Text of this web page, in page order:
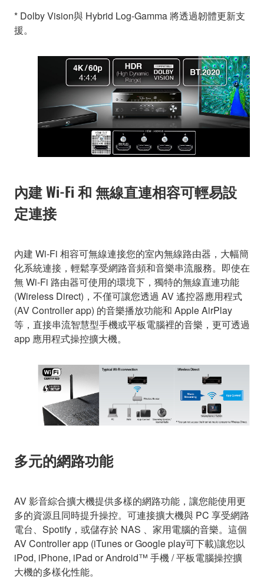
* Dolby Vision與 Hybrid Log-Gamma 將透過韌體更新支
援。
內建 Wi-Fi 和 無線直連相容可輕易設
定連接
內建 Wi-Fi 相容可無線連接您的室內無線路由器，大幅簡
化系統連接，輕鬆享受網路音頻和音樂串流服務。即使在
無 Wi-Fi 路由器可使用的環境下，獨特的無線直連功能
(Wireless Direct)，不僅可讓您透過 AV 遙控器應用程式
(AV Controller app) 的音樂播放功能和 Apple AirPlay
等，直接串流智慧型手機或平板電腦裡的音樂，更可透過
app 應用程式操控擴大機。
多元的網路功能
AV 影音綜合擴大機提供多樣的網路功能，讓您能使用更
多的資源且同時提升操控。可連接擴大機與 PC 享受網路
電台、Spotify，或儲存於 NAS 、家用電腦的音樂。這個
AV Controller app (iTunes or Google play可下載)讓您以
iPod, iPhone, iPad or Android™ 手機 / 平板電腦操控擴
大機的多樣化性能。